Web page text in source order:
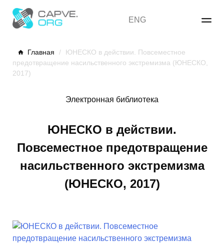
content
ENG
Главная /
ЮНЕСКО в действии. Повсеместное
предотвращение насильственного экстремизма (ЮНЕСКО,
2017)
Электронная библиотека
ЮНЕСКО в действии.
Повсеместное предотвращение
насильственного экстремизма
(ЮНЕСКО, 2017)